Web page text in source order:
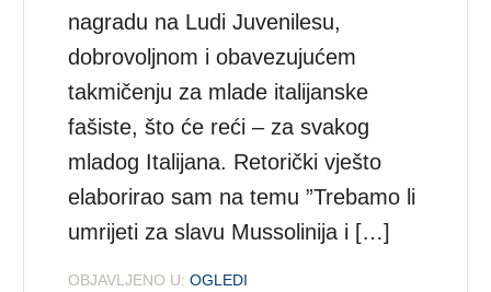
nagradu na Ludi Juvenilesu,
dobrovoljnom i obavezujućem
takmičenju za mlade italijanske
fašiste, što će reći – za svakog
mladog Italijana. Retorički vješto
elaborirao sam na temu ”Trebamo li
umrijeti za slavu Mussolinija i […]
OBJAVLJENO U: OGLEDI